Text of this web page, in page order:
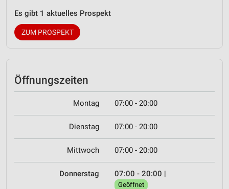
Es gibt 1 aktuelles Prospekt
ZUM PROSPEKT
Öffnungszeiten
Montag 07:00 - 20:00
Dienstag 07:00 - 20:00
Mittwoch 07:00 - 20:00
Donnerstag 07:00 - 20:00 |
Geöffnet